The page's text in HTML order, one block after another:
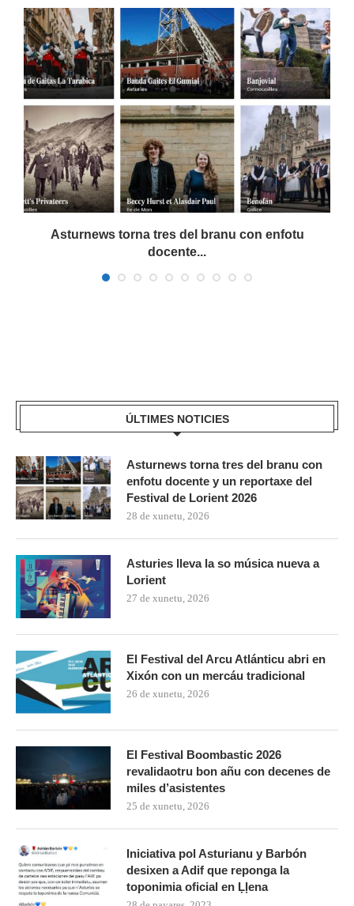
Asturnews torna tres del branu con enfotu
docente...
ÚLTIMES NOTICIES
Asturnews torna tres del branu con
enfotu docente y un reportaxe del
Festival de Lorient 2026
28 de xunetu, 2026
Asturies lleva la so música nueva a
Lorient
27 de xunetu, 2026
El Festival del Arcu Atlánticu abri en
Xixón con un mercáu tradicional
26 de xunetu, 2026
El Festival Boombastic 2026
revalidaotru bon añu con decenes de
miles d’asistentes
25 de xunetu, 2026
Iniciativa pol Asturianu y Barbón
desixen a Adif que reponga la
toponimia oficial en Ḷḷena